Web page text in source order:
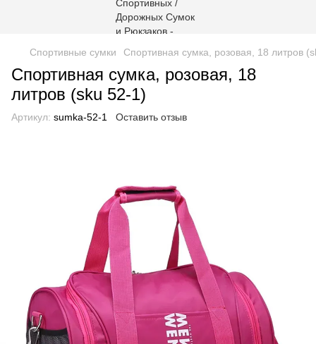
Спортивные сумки Спортивная сумка, розовая, 18 литров
Спортивная сумка, розовая, 18
литров (sku 52-1)
Артикул: sumka-52-1 Оставить отзыв